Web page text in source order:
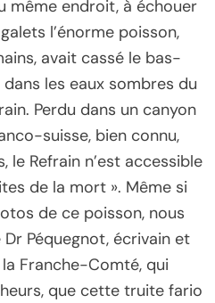
même endroit, à échouer
l’énorme poisson,
avait cassé le bas-
les eaux sombres du
Perdu dans un canyon
suisse, bien connu,
le Refrain n’est accessible
de la mort ». Même si
de ce poisson, nous
Péquegnot, écrivain et
Franche-Comté, qui
que cette truite fario